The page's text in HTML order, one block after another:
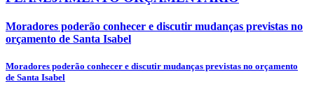
Moradores poderão conhecer e discutir mudanças previstas no
orçamento de Santa Isabel
Moradores poderão conhecer e discutir mudanças previstas no orçamento
de Santa Isabel